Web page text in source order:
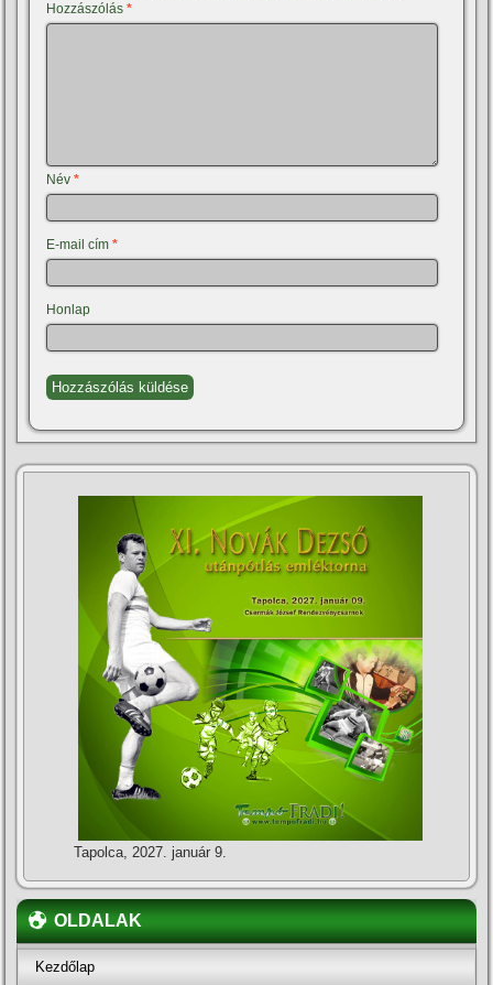
Hozzászólás*
Név*
E-mail cím*
Honlap
Tapolca, 2027. január 9.
OLDALAK
Kezdőlap